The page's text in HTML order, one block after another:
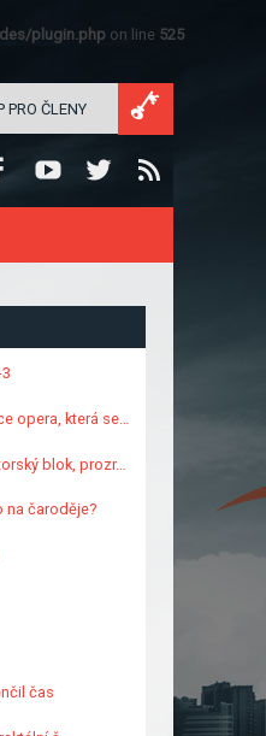
plugin.php on line 525
PRO ČLENY
opera, která se…
blok, prozr…
na čaroděje?
čas